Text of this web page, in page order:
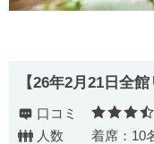
【26年2月21日全
口コミ
人数
着席：10